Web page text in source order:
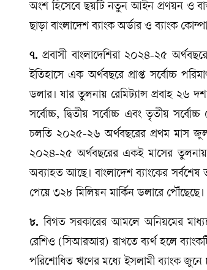
অংশ হিসেবে ছয়টি নতুন আইন প্রণয়ন ও
ছাড়া বাংলাদেশ ব্যাংক অর্ডার ও ব্যাংক
৭. প্রবাসী বাংলাদেশিরা ২০২৪-২৫
ইতিহাসে এক অর্থবছরে প্রাপ্ত সর্বোচ্চ
ডলার। যার তুলনায় রেমিট্যান্স প্রবাহ ২৬
সর্বোচ্চ, দ্বিতীয় সর্বোচ্চ এবং তৃতীয়
চলতি ২০২৫-২৬ অর্থবছরের প্রথম মাস
২০২৪-২৫ অর্থবছরের একই মাসের তুলনায়
অব্যাহত আছে। বাংলাদেশ ব্যাংকের সর্বশেষ
পেয়ে ৩২৮ মিলিয়ন মার্কিন ডলারে
৮. বিগত সরকারের আমলে অনিয়মের
রেশিও (সিআরআর) রাখতে ব্যর্থ হলে
পরিশোধিত ঋণের মধ্যে ইসলামী ব্যাংক